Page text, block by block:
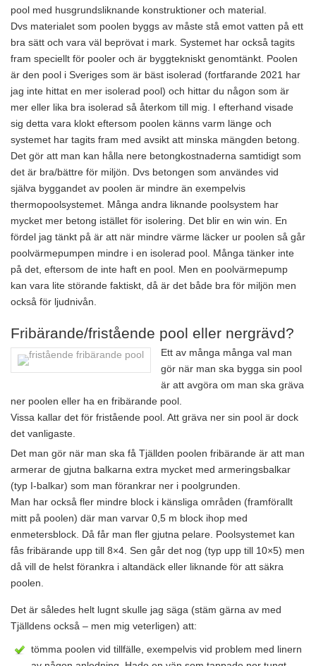
pool med husgrundsliknande konstruktioner och material.
Dvs materialet som poolen byggs av måste stå emot vatten på ett
bra sätt och vara väl beprövat i mark. Systemet har också tagits
fram speciellt för pooler och är byggtekniskt genomtänkt. Poolen
är den pool i Sveriges som är bäst isolerad (fortfarande 2021 har
jag inte hittat en mer isolerad pool) och hittar du någon som är
mer eller lika bra isolerad så återkom till mig. I efterhand visade
sig detta vara klokt eftersom poolen känns varm länge och
systemet har tagits fram med avsikt att minska mängden betong.
Det gör att man kan hålla nere betongkostnaderna samtidigt som
det är bra/bättre för miljön. Dvs betongen som användes vid
själva byggandet av poolen är mindre än exempelvis
thermopoolsystemet. Många andra liknande poolsystem har
mycket mer betong istället för isolering. Det blir en win win. En
fördel jag tänkt på är att när mindre värme läcker ur poolen så går
poolvärmepumpen mindre i en isolerad pool. Många tänker inte
på det, eftersom de inte haft en pool. Men en poolvärmepump
kan vara lite störande faktiskt, då är det både bra för miljön men
också för ljudnivån.
Fribärande/fristående pool eller nergrävd?
Ett av många många val man
gör när man ska bygga sin pool
är att avgöra om man ska gräva
ner poolen eller ha en fribärande pool.
Vissa kallar det för fristående pool. Att gräva ner sin pool är dock
det vanligaste.
Det man gör när man ska få Tjällden poolen fribärande är att man
armerar de gjutna balkarna extra mycket med armeringsbalkar
(typ I-balkar) som man förankrar ner i poolgrunden.
Man har också fler mindre block i känsliga områden (framförallt
mitt på poolen) där man varvar 0,5 m block ihop med
enmetersblock. Då får man fler gjutna pelare. Poolsystemet kan
fås fribärande upp till 8×4. Sen går det nog (typ upp till 10×5) men
då vill de helst förankra i altandäck eller liknande för att säkra
poolen.
Det är således helt lugnt skulle jag säga (stäm gärna av med
Tjälldens också – men mig veterligen) att:
tömma poolen vid tillfälle, exempelvis vid problem med linern